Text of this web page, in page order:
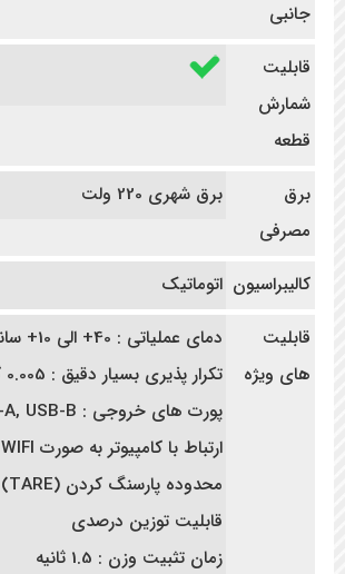
جانبی
قابلیت
شمارش
قطعه
برق
مصرفی
برق شهری 220 ولت
کالیبراسیون اتوماتیک
قابلیت
های ویژه
دمای عملیاتی : 40+ الی 10+ سانتی گراد
تکرار پذیری بسیار دقیق : 0.005 گرم
پورت های خروجی : RS232×2, USB-A, USB-B
ارتباط با کامپیوتر به صورت WIFI و کابل شبکه
محدوده پارسنگ کردن (TARE) : تا 6100- گرم
قابلیت توزین درصدی
زمان تثبیت وزن : 1.5 ثانیه